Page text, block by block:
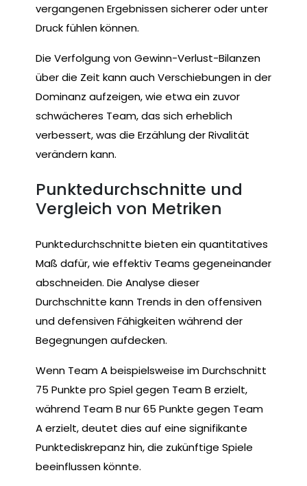
vergangenen Ergebnissen sicherer oder unter
Druck fühlen können.
Die Verfolgung von Gewinn-Verlust-Bilanzen
über die Zeit kann auch Verschiebungen in der
Dominanz aufzeigen, wie etwa ein zuvor
schwächeres Team, das sich erheblich
verbessert, was die Erzählung der Rivalität
verändern kann.
Punktedurchschnitte und
Vergleich von Metriken
Punktedurchschnitte bieten ein quantitatives
Maß dafür, wie effektiv Teams gegeneinander
abschneiden. Die Analyse dieser
Durchschnitte kann Trends in den offensiven
und defensiven Fähigkeiten während der
Begegnungen aufdecken.
Wenn Team A beispielsweise im Durchschnitt
75 Punkte pro Spiel gegen Team B erzielt,
während Team B nur 65 Punkte gegen Team
A erzielt, deutet dies auf eine signifikante
Punktediskrepanz hin, die zukünftige Spiele
beeinflussen könnte.